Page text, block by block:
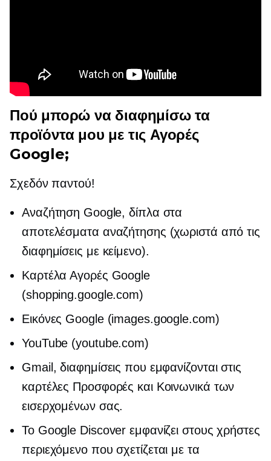
Πού μπορώ να διαφημίσω τα
προϊόντα μου με τις Αγορές
Google;
Σχεδόν παντού!
Αναζήτηση Google, δίπλα στα
αποτελέσματα αναζήτησης (χωριστά από τις
διαφημίσεις με κείμενο).
Καρτέλα Αγορές Google
(shopping.google.com)
Εικόνες Google (images.google.com)
YouTube (youtube.com)
Gmail, διαφημίσεις που εμφανίζονται στις
καρτέλες Προσφορές και Κοινωνικά των
εισερχομένων σας.
Το Google Discover εμφανίζει στους χρήστες
περιεχόμενο που σχετίζεται με τα